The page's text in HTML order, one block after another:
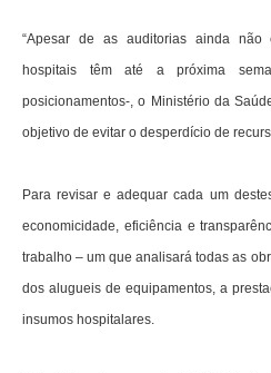
“Apesar de as auditorias ainda
hospitais têm até a próxima
posicionamentos-, o Ministério da
objetivo de evitar o desperdício de
Para revisar e adequar cada um
economicidade, eficiência e
trabalho – um que analisará todas as
dos alugueis de equipamentos, a
insumos hospitalares.